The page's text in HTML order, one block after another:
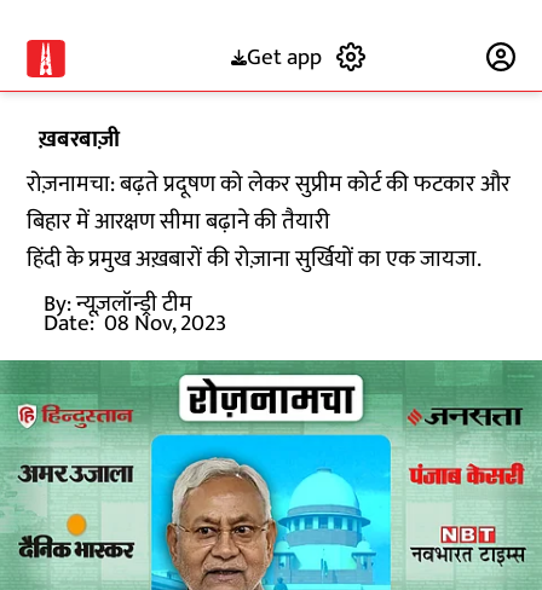
Get app
ख़बरबाज़ी
रोज़नामचा: बढ़ते प्रदूषण को लेकर सुप्रीम कोर्ट की फटकार और
बिहार में आरक्षण सीमा बढ़ाने की तैयारी
हिंदी के प्रमुख अख़बारों की रोज़ाना सुर्खियों का एक जायजा.
By:न्यूज़लॉन्ड्री टीम
Date: 08 Nov, 2023